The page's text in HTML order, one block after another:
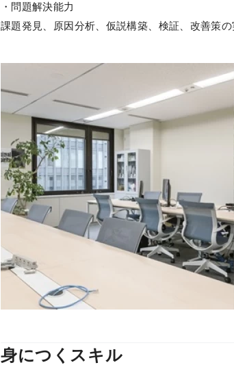
・問題解決能力
課題発見、原因分析、仮説構築、検証、改善策の
身につくスキル